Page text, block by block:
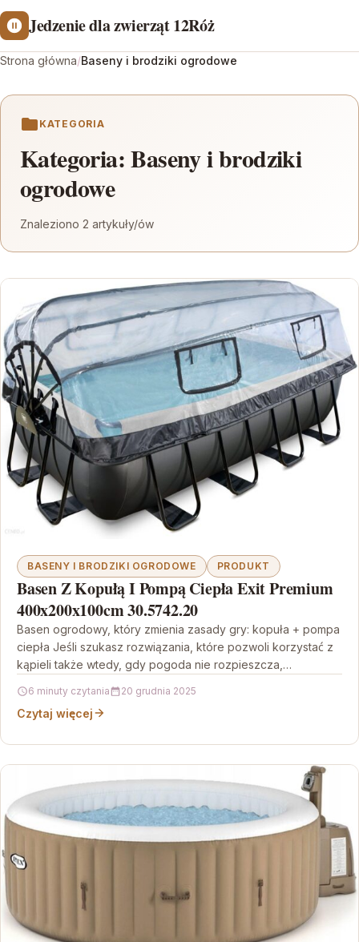
Jedzenie dla zwierząt 12Róż
Strona główna/Baseny i brodziki ogrodowe
KATEGORIA
Kategoria:Baseny i brodziki
ogrodowe
Znaleziono 2 artykuły/ów
BASENY I BRODZIKI OGRODOWE PRODUKT
Basen Z Kopułą I Pompą Ciepła Exit Premium
400x200x100cm 30.5742.20
Basen ogrodowy, który zmienia zasady gry: kopuła + pompa
ciepła Jeśli szukasz rozwiązania, które pozwoli korzystać z
kąpieli także wtedy, gdy pogoda nie rozpieszcza,…
6 minuty czytania 20 grudnia 2025
Czytaj więcej